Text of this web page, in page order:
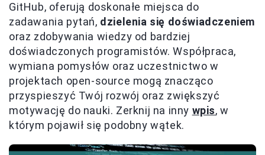
GitHub, oferują doskonałe miejsca do
zadawania pytań, dzielenia się doświadczeniem
oraz zdobywania wiedzy od bardziej
doświadczonych programistów. Współpraca,
wymiana pomysłów oraz uczestnictwo w
projektach open-source mogą znacząco
przyspieszyć Twój rozwój oraz zwiększyć
motywację do nauki. Zerknij na inny wpis, w
którym pojawił się podobny wątek.